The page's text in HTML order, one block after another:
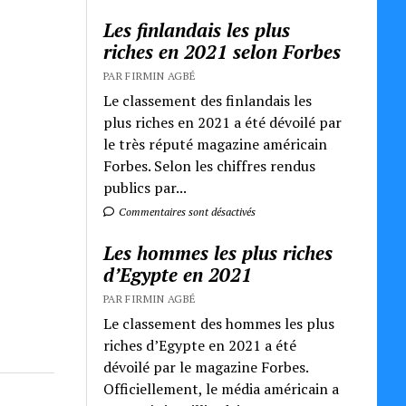
Les finlandais les plus
riches en 2021 selon Forbes
PAR FIRMIN AGBÉ
Le classement des finlandais les
plus riches en 2021 a été dévoilé par
le très réputé magazine américain
Forbes. Selon les chiffres rendus
publics par...
Commentaires sont désactivés
Les hommes les plus riches
d’Egypte en 2021
PAR FIRMIN AGBÉ
Le classement des hommes les plus
riches d’Egypte en 2021 a été
dévoilé par le magazine Forbes.
Officiellement, le média américain a